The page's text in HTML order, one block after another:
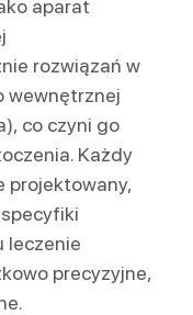
aparat
rozwiązań w
wewnętrznej
co czyni go
Każdy
projektowany,
leczenie
precyzyjne,